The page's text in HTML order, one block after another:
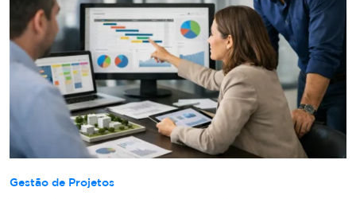
Gestão de Projetos